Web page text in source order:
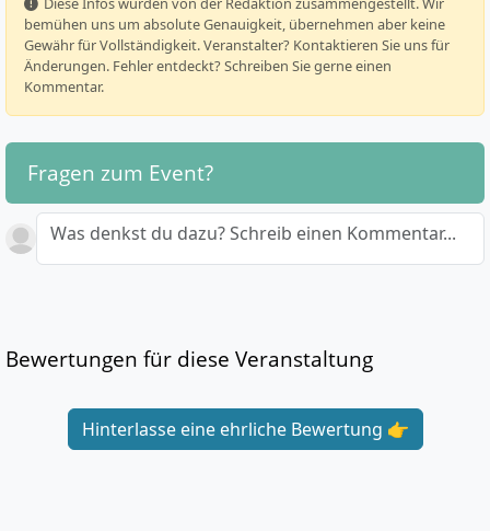
bemühen uns um absolute Genauigkeit, übernehmen aber keine
Gewähr für Vollständigkeit. Veranstalter? Kontaktieren Sie uns für
Änderungen. Fehler entdeckt? Schreiben Sie gerne einen
Kommentar.
Fragen zum Event?
Was denkst du dazu? Schreib einen Kommentar...
Bewertungen für diese Veranstaltung
Hinterlasse eine ehrliche Bewertung 👉